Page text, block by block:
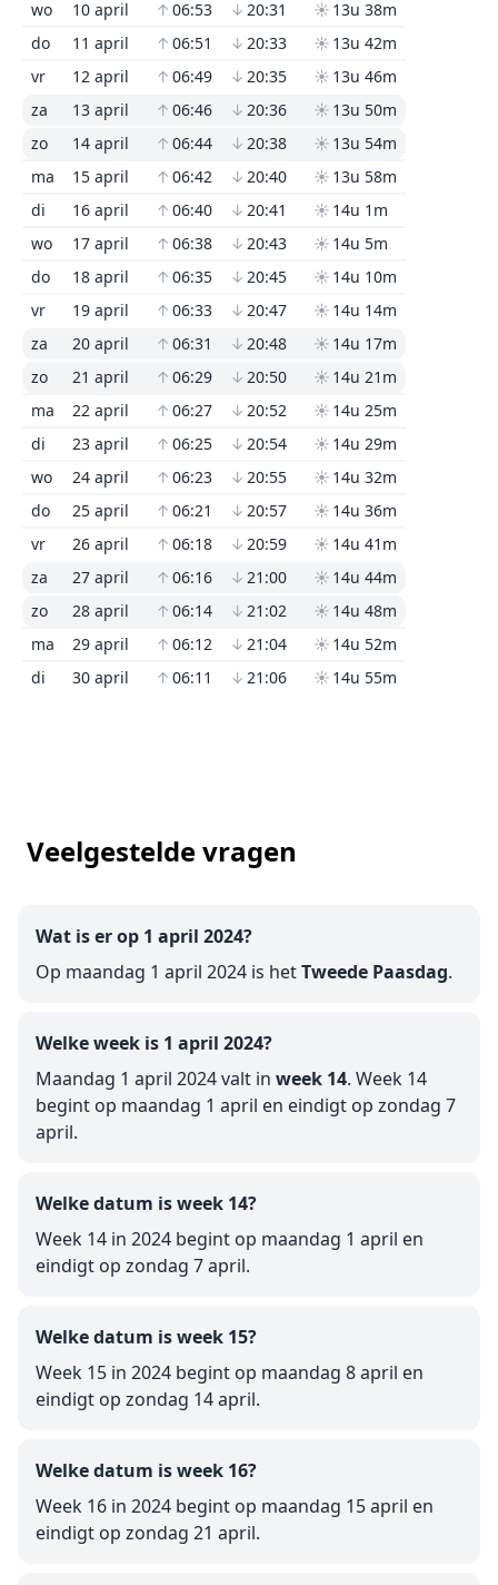
wo 10 april ↑ 06:53 ↓ 20:31 ☀ 13u 38m
do
11 april ↑ 06:51 ↓ 20:33 ☀ 13u 42m
vr
12 april ↑ 06:49 ↓ 20:35 ☀ 13u 46m
za
13 april ↑ 06:46 ↓ 20:36 ☀ 13u 50m
zo
14 april ↑ 06:44 ↓ 20:38 ☀ 13u 54m
ma
15 april ↑ 06:42 ↓ 20:40 ☀ 13u 58m
di
16 april ↑ 06:40 ↓ 20:41 ☀ 14u 1m
wo
17 april ↑ 06:38 ↓ 20:43 ☀ 14u 5m
do
18 april ↑ 06:35 ↓ 20:45 ☀ 14u 10m
vr
19 april ↑ 06:33 ↓ 20:47 ☀ 14u 14m
za
20 april ↑ 06:31 ↓ 20:48 ☀ 14u 17m
zo
21 april ↑ 06:29 ↓ 20:50 ☀ 14u 21m
ma
22 april ↑ 06:27 ↓ 20:52 ☀ 14u 25m
di
23 april ↑ 06:25 ↓ 20:54 ☀ 14u 29m
wo
24 april ↑ 06:23 ↓ 20:55 ☀ 14u 32m
do
25 april ↑ 06:21 ↓ 20:57 ☀ 14u 36m
vr
26 april ↑ 06:18 ↓ 20:59 ☀ 14u 41m
za
27 april ↑ 06:16 ↓ 21:00 ☀ 14u 44m
zo
28 april ↑ 06:14 ↓ 21:02 ☀ 14u 48m
ma
29 april ↑ 06:12 ↓ 21:04 ☀ 14u 52m
di
30 april ↑ 06:11 ↓ 21:06 ☀ 14u 55m
Veelgestelde vragen
Wat is er op 1 april 2024?
Op maandag 1 april 2024 is hetTweede Paasdag.
Welke week is 1 april 2024?
Maandag 1 april 2024 valt in week 14. Week 14
begint op maandag 1 april en eindigt op zondag 7
april.
Welke datum is week 14?
Week 14 in 2024 begint op maandag 1 april en
eindigt op zondag 7 april.
Welke datum is week 15?
Week 15 in 2024 begint op maandag 8 april en
eindigt op zondag 14 april.
Welke datum is week 16?
Week 16 in 2024 begint op maandag 15 april en
eindigt op zondag 21 april.